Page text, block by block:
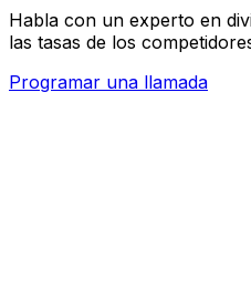
Habla con un experto en
las tasas de los
Programar una llamada